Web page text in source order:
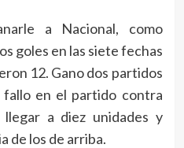
a Nacional, como
goles en las siete fechas
12. Gano dos partidos
en el partido contra
a diez unidades y
de los de arriba.